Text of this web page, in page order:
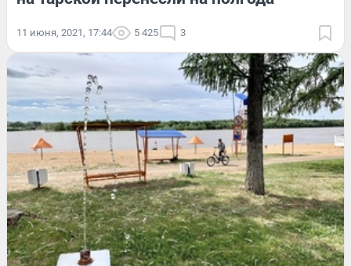
11 июня, 2021, 17:44 5 425 3